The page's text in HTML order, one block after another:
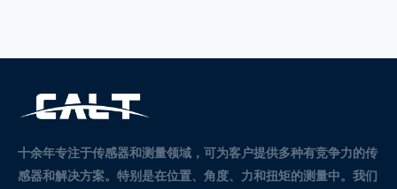
十余年专注于传感器和测量领域，可为客户提供多种有竞争力的传
感器和解决方案。 特别是在位置、角度、力和扭矩的测量中。 我们